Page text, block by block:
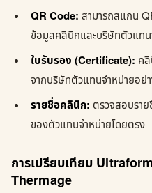
QR Code: สามารถสแกน
ข้อมูลคลินิกและบริษัทตัวแทน
ใบรับรอง (Certificate): ค
จากบริษัทตัวแทนจำหน่ายอย่า
รายชื่อคลินิก: ตรวจสอบราย
ของตัวแทนจำหน่ายโดยตรง
การเปรียบเทียบ
Thermage